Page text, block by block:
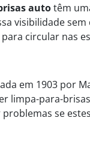
autotêm
visibilidade
circular nas
em 1903 por
limpa-para-
se